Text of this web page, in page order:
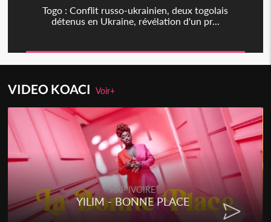
Togo : Conflit russo-ukrainien, deux togolais
détenus en Ukraine, révélation d'un pr...
VIDEO KOACIVoir+
RAP IVOIRE
YILIM - BONNE PLACE